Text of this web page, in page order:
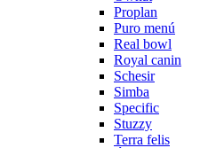
Proplan
Puro menú
Real bowl
Royal canin
Schesir
Simba
Specific
Stuzzy
Terra felis